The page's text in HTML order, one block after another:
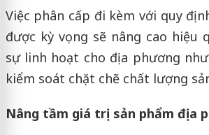
Việc phân cấp đi kèm với quy
được kỳ vọng sẽ nâng cao hiệu
sự linh hoạt cho địa phương
kiểm soát chặt chẽ chất lượng
Nâng tầm giá trị sản phẩm địa